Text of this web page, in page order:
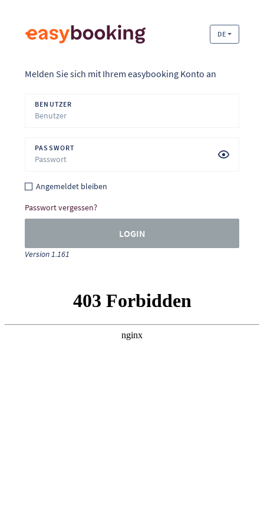
DE
Melden Sie sich mit Ihrem easybooking Konto an
BENUTZER
PASSWORT
Angemeldet bleiben
Passwort vergessen?
LOGIN
Version 1.161